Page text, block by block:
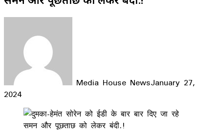
Media House NewsJanuary 27,
2024
Facebook
LinkedIn
WhatsApp
Telegram